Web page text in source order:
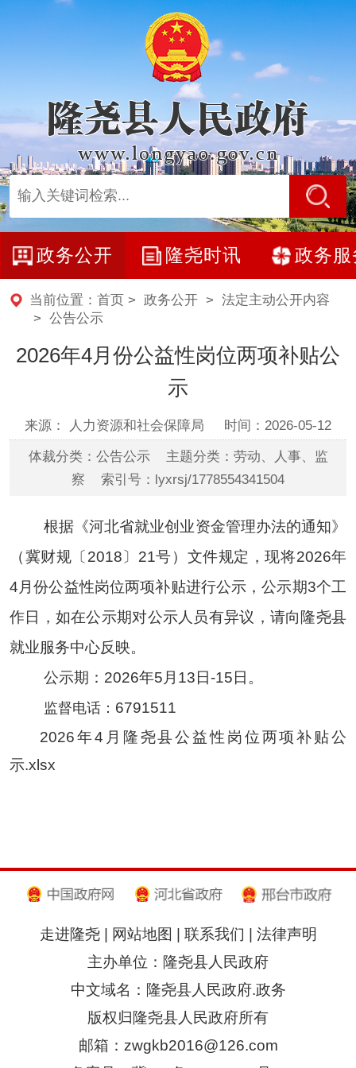
政务公开 隆尧时讯 政务服
当前位置： 首页 > 政务公开> 法定主动公开内容
> 公告公示
2026年4月份公益性岗位两项补贴公
示
来源： 人力资源和社会保障局 时间：2026-05-12
体裁分类：公告公示 主题分类：劳动、人事、监
察 索引号：lyxrsj/1778554341504
根据《河北省就业创业资金管理办法的通知》
（冀财规 〔 2018 〕 21号）文件规定，现将2026年
4月份公益性岗位两项补贴进行公示，公示期3个工
作日，如在公示期对公示人员有异议，请向隆尧县
就业服务中心反映。
公示期：2026年5月13日-15日。
监督电话： 6791511
2026年4月隆尧县公益性岗位两项补贴公
示.xlsx
走进隆尧| 网站地图 联系我们
法律声明
主办单位：隆尧县人民政府
中文域名：隆尧县人民政府.政务
版权归隆尧县人民政府所有
邮箱：zwgkb2016@126.com